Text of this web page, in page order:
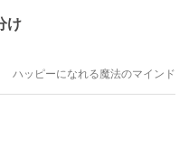
け
ハッピーになれる魔法のマインド